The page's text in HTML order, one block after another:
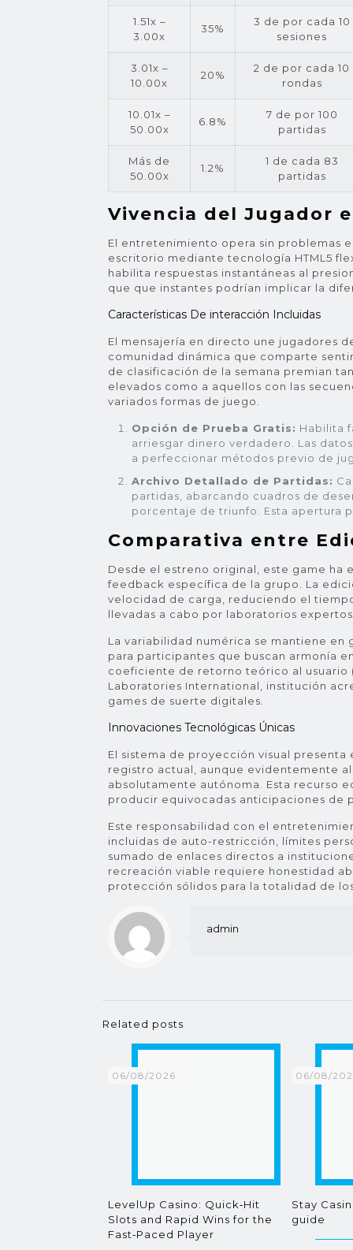
1.51x –
3.00x
35%
3 de por cada 10
sesiones
3.01x –
10.00x
20%
2 de por cada 10
rondas
10.01x –
50.00x
6.8%
7 de por 100
partidas
Más de
50.00x
1.2%
1 de cada 83
partidas
Vivencia del Jugador
El entretenimiento opera sin problemas
escritorio mediante tecnología HTML5
habilita respuestas instantáneas al
que que instantes podrían implicar la
Características De interacción Incluidas
El mensajería en directo une jugadores
comunidad dinámica que comparte
de clasificación de la semana premian
elevados como a aquellos con las
variados formas de juego.
Opción de Prueba Gratis: Habilita
arriesgar dinero verdadero. Las
a perfeccionar métodos previo de
Archivo Detallado de Partidas:
partidas, abarcando cuadros de
porcentaje de triunfo. Esta apertura
Comparativa entre
Desde el estreno original, este game ha
feedback específica de la grupo. La
velocidad de carga, reduciendo el
llevadas a cabo por laboratorios
La variabilidad numérica se mantiene
para participantes que buscan armonía
coeficiente de retorno teórico al usuario
Laboratories International, institución
games de suerte digitales.
Innovaciones Tecnológicas Únicas
El sistema de proyección visual
registro actual, aunque evidentemente
absolutamente autónoma. Esta recurso
producir equivocadas anticipaciones de
Este responsabilidad con el
incluidas de auto-restricción, límites
sumado de enlaces directos a
recreación viable requiere honestidad
protección sólidos para la totalidad de
admin
Related posts
06/08/2026
LevelUp Casino: Quick‑Hit
Slots and Rapid Wins for the
Fast‑Paced Player
06/08/
Stay
guide